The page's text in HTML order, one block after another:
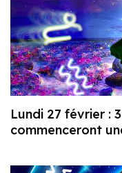
Lundi 27 février :
commenceront